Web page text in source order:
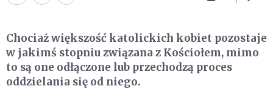
Chociaż większość katolickich kobiet pozostaje
w jakimś stopniu związana z Kościołem, mimo
to są one odłączone lub przechodzą proces
oddzielania się od niego.